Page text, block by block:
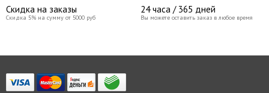
Скидка на заказы
Скидка 5% на сумму от 5000 руб
24 часа / 365 дней
Вы можете оставить заказ в любое время